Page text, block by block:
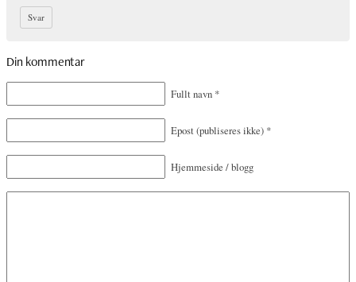
Svar
Din kommentar
Fullt navn *
Epost(publiseres ikke) *
Hjemmeside / blogg